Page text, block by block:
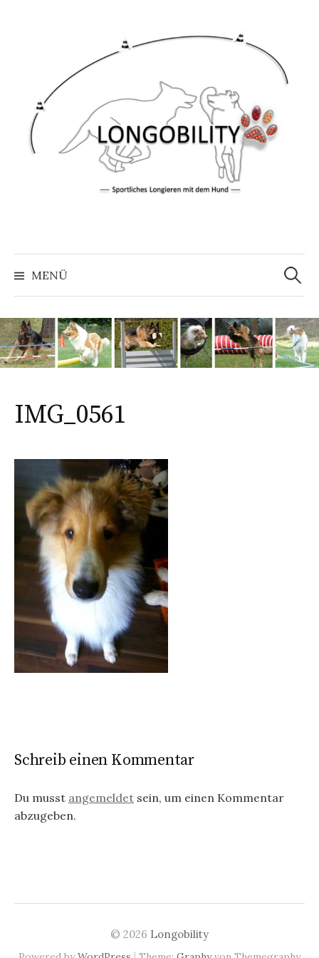
MENÜ
Suche
nach:
IMG_0561
Schreib einen Kommentar
Du musst angemeldet sein, um einen Kommentar
abzugeben.
© 2026 Longobility
|